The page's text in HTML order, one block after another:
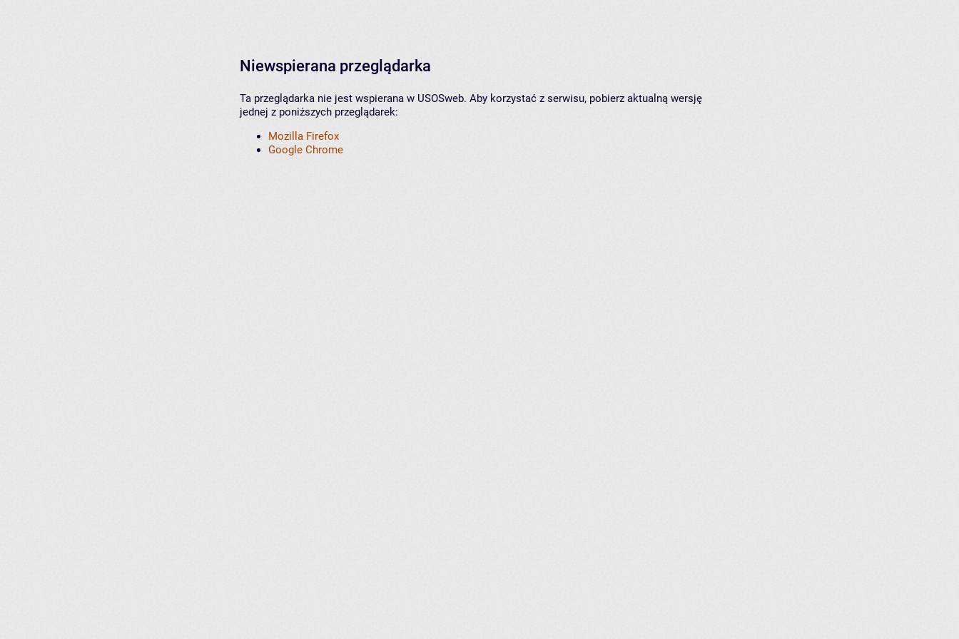
Niewspierana przeglądarka
Ta przeglądarka nie jest wspierana w USOSweb. Aby korzystać z serwisu, pobierz aktualną wersję
jednej z poniższych przeglądarek:
Mozilla Firefox
Google Chrome